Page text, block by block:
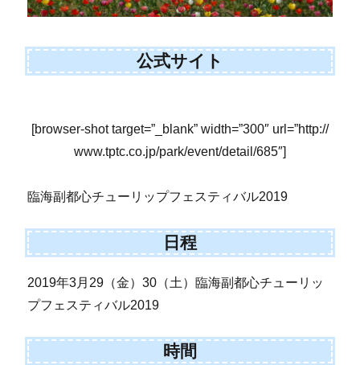
公式サイト
[browser-shot target=”_blank” width=”300″ url=”http://
www.tptc.co.jp/park/event/detail/685″]
臨海副都心チューリップフェスティバル2019
日程
2019年3月29（金）30（土）臨海副都心チューリッ
プフェスティバル2019
時間